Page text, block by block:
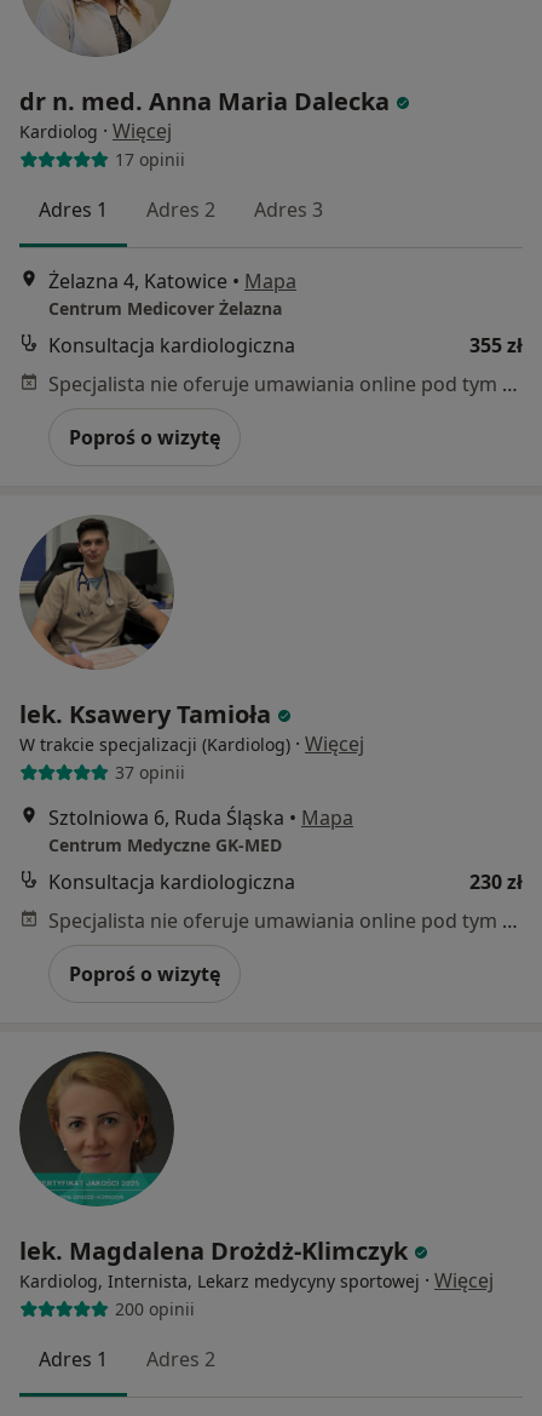
dr n. med. Anna Maria Dalecka
Kardiolog · Więcej
17 opinii
Adres 1 Adres 2 Adres 3
Żelazna 4, Katowice • Mapa
Centrum Medicover Żelazna
Konsultacja kardiologiczna
355 zł
Specjalista nie oferuje umawiania online pod tym adresem.
Poproś o wizytę
lek. Ksawery Tamioła
W trakcie specjalizacji (Kardiolog) · Więcej
37 opinii
Sztolniowa 6, Ruda Śląska • Mapa
Centrum Medyczne GK-MED
Konsultacja kardiologiczna
230 zł
Specjalista nie oferuje umawiania online pod tym adresem.
Poproś o wizytę
lek. Magdalena Drożdż-Klimczyk
Kardiolog, Internista, Lekarz medycyny sportowej · Więcej
200 opinii
Adres 1 Adres 2